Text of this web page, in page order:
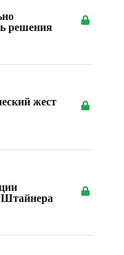
решения
жест
Штайнера